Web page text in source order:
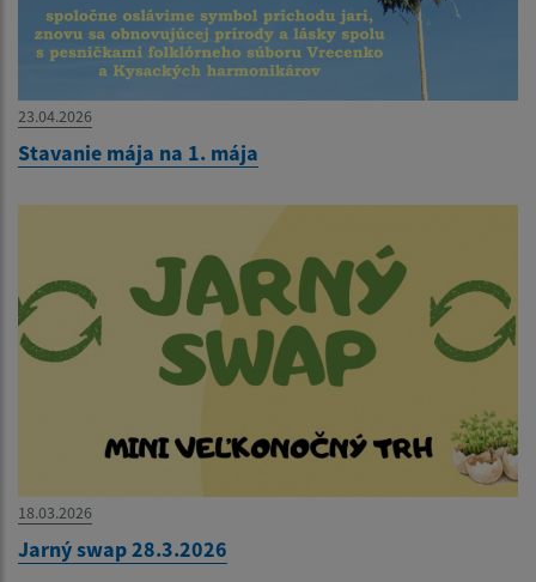
23.04.2026
Stavanie mája na 1. mája
18.03.2026
Jarný swap 28.3.2026